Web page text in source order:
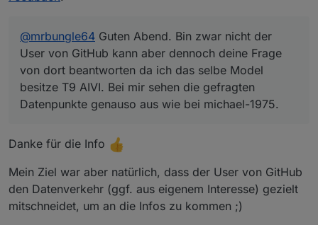
@mrbungle64 Guten Abend. Bin zwar nicht der
User von GitHub kann aber dennoch deine Frage
von dort beantworten da ich das selbe Model
besitze T9 AIVI. Bei mir sehen die gefragten
Datenpunkte genauso aus wie bei michael-1975.
Danke für die Info
Mein Ziel war aber natürlich, dass der User von GitHub
den Datenverkehr (ggf. aus eigenem Interesse) gezielt
mitschneidet, um an die Infos zu kommen ;)